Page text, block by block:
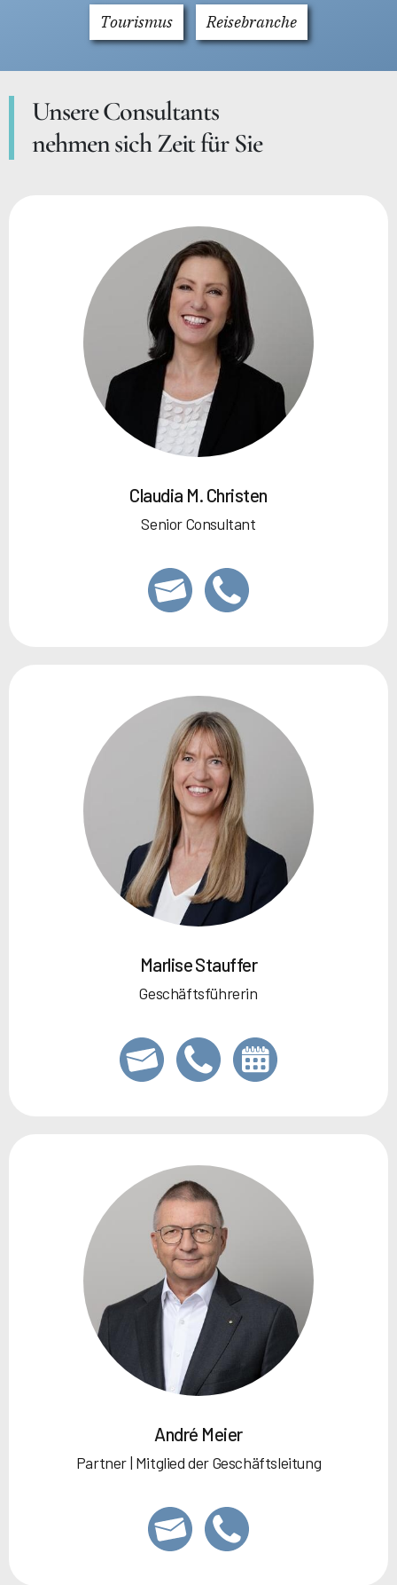
Tourismus Reisebranche
Unsere Consultants
nehmen sich Zeit für Sie
Claudia M. Christen
Senior Consultant
Marlise Stauffer
Geschäftsführerin
André Meier
Partner | Mitglied der Geschäftsleitung